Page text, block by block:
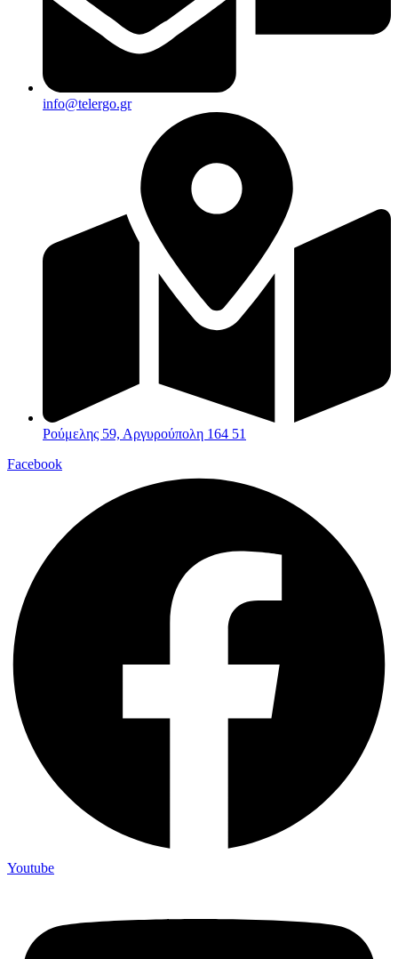
info@telergo.gr
Ρούμελης 59, Αργυρούπολη 164 51
Facebook
Youtube